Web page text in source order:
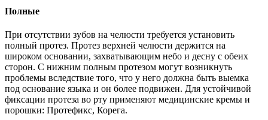
Полные
При отсутствии зубов на челюсти требуется установить
полный протез. Протез верхней челюсти держится на
широком основании, захватывающим небо и десну с обеих
сторон. С нижним полным протезом могут возникнуть
проблемы вследствие того, что у него должна быть выемка
под основание языка и он более подвижен. Для устойчивой
фиксации протеза во рту применяют медицинские кремы и
порошки: Протефикс, Корега.